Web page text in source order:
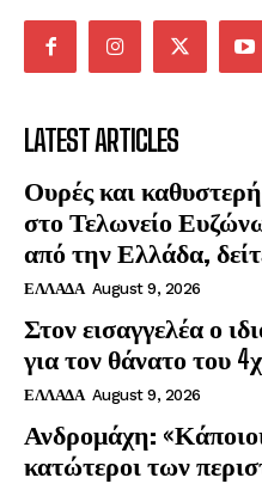
LATEST ARTICLES
Ουρές και
στο Τελωνείο
από την Ελλάδα,
ΕΛΛΑΔΑ August 9, 2026
Στον εισαγγελέα ο
για τον θάνατο του
ΕΛΛΑΔΑ August 9, 2026
Ανδρομάχη:
κατώτεροι των